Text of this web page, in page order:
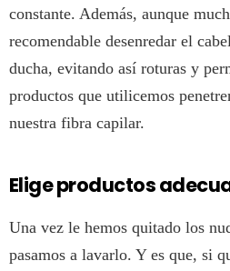
constante. Además, aunque
recomendable desenredar el
ducha, evitando así roturas y
productos que utilicemos
nuestra fibra capilar.
Elige productos
Una vez le hemos quitado los
pasamos a lavarlo. Y es que, si